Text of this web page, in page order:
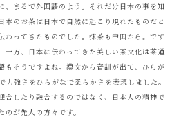
、まるで外国語のよう。それだけ日本の事を知
本のお茶は日本で自然に起こり現れたものだと
わってきたものでした。抹茶も中国から。です
一方、日本に伝わってきた美しい茶文化は茶道
もそうですよね。漢文から音訓が出て、ひらが
力強さをひらがなで柔らかさを表現しました。
合したり融合するのではなく、日本人の精神で
が先人の方々です。